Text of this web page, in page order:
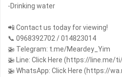
-Drinking water
📲 Contact us today for viewing!
📞 0968392702 / 014823014
🚁 Telegram: t.me/Meardey_Yim
🚁 Line: Click Here (https://line.me/
🚁 WhatsApp: Click Here (https://